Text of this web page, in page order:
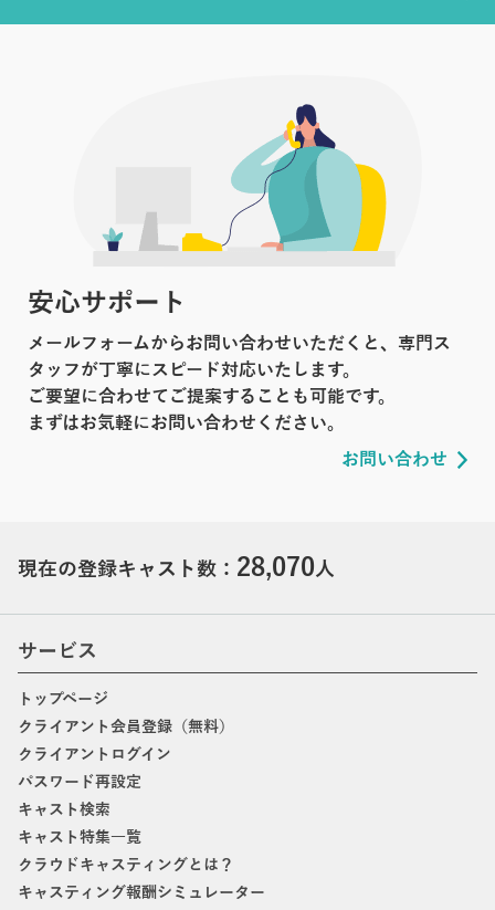
安心サポート
メールフォームからお問い合わせいただくと、専門ス
タッフが丁寧にスピード対応いたします。
ご要望に合わせてご提案することも可能です。
まずはお気軽にお問い合わせください。
お問い合わせ
現在の登録キャスト数： 28,070人
サービス
トップページ
クライアント会員登録（無料）
クライアントログイン
パスワード再設定
キャスト検索
キャスト特集一覧
クラウドキャスティングとは？
キャスティング報酬シミュレーター